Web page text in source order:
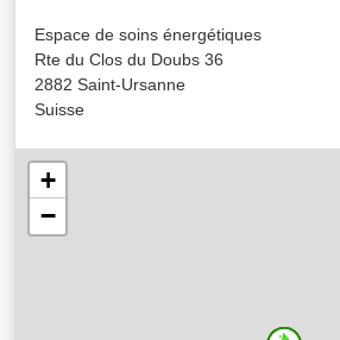
Espace de soins énergétiques
Rte du Clos du Doubs 36
2882 Saint-Ursanne
Suisse
+
−